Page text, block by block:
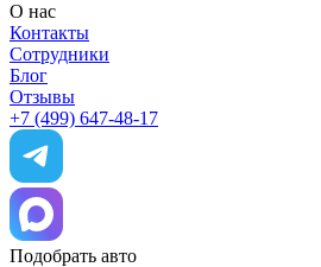
О нас
Контакты
Сотрудники
Блог
Отзывы
+7 (499) 647-48-17
Подобрать авто